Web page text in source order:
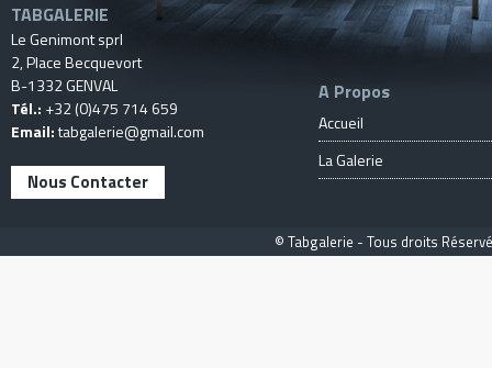
TABGALERIE
Le Genimont sprl
2, Place Becquevort
B-1332 GENVAL
Tél.: +32 (0)475 714 659
Email:tabgalerie@gmail.com
Nous Contacter
A Propos
Accueil
La Galerie
© Tabgalerie - Tous droits